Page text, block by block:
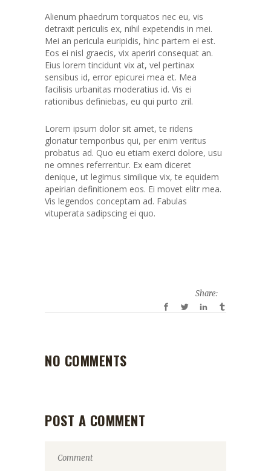
Alienum phaedrum torquatos nec eu, vis
detraxit periculis ex, nihil expetendis in mei.
Mei an pericula euripidis, hinc partem ei est.
Eos ei nisl graecis, vix aperiri consequat an.
Eius lorem tincidunt vix at, vel pertinax
sensibus id, error epicurei mea et. Mea
facilisis urbanitas moderatius id. Vis ei
rationibus definiebas, eu qui purto zril.
Lorem ipsum dolor sit amet, te ridens
gloriatur temporibus qui, per enim veritus
probatus ad. Quo eu etiam exerci dolore, usu
ne omnes referrentur. Ex eam diceret
denique, ut legimus similique vix, te equidem
apeirian definitionem eos. Ei movet elitr mea.
Vis legendos conceptam ad. Fabulas
vituperata sadipscing ei quo.
Share:
NO COMMENTS
POST A COMMENT